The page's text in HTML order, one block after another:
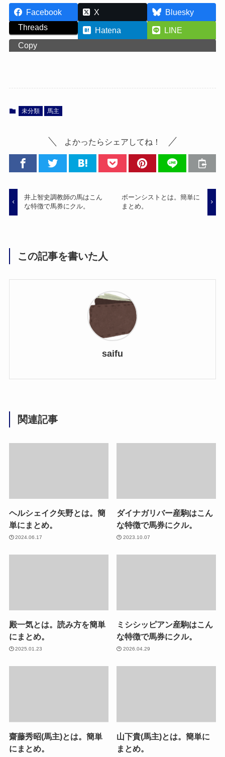
Facebook X
Bluesky
Threads
Hatena
LINE
Copy
未分類 馬主
よかったらシェアしてね！
井上智史調教師の馬はこん
な特徴で馬券にクル。
ボーンシストとは。簡単に
まとめ。
この記事を書いた人
saifu
関連記事
ヘルシェイク矢野とは。簡
単にまとめ。
2024.06.17
ダイナガリバー産駒はこん
な特徴で馬券にクル。
2023.10.07
殿一気とは。読み方を簡単
にまとめ。
2025.01.23
ミシシッピアン産駒はこん
な特徴で馬券にクル。
2026.04.29
齋藤秀昭(馬主)とは。簡単
にまとめ。
山下貴(馬主)とは。簡単に
まとめ。